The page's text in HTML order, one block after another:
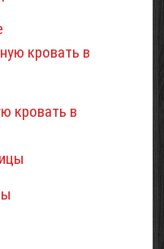
кровать в